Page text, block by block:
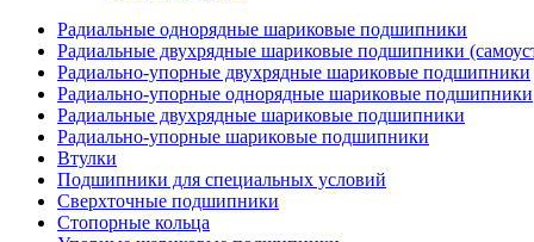
Радиальные однорядные шариковые подшипники
Радиальные двухрядные шариковые подшипники
Радиально-упорные двухрядные шариковые подшипники
Радиально-упорные однорядные шариковые подшипники
Радиальные двухрядные шариковые подшипники
Радиально-упорные шариковые подшипники
Втулки
Подшипники для специальных условий
Сверхточные подшипники
Стопорные кольца